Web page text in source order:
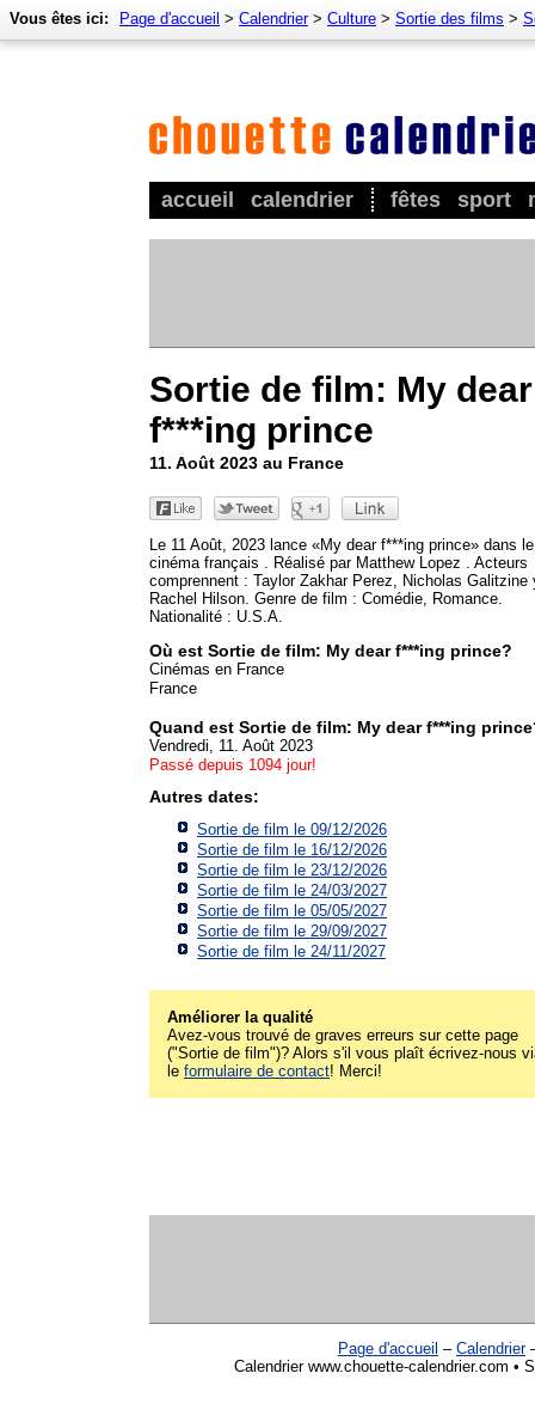
accueil calendrier fêtes sport
Vous êtes ici: Page d'accueil > Calendrier> Culture > Sortie des films >
Sortie de film: My dear
f***ing prince
11. Août 2023 au France
Le 11 Août, 2023 lance «My dear f***ing prince» dans le
cinéma français . Réalisé par Matthew Lopez . Acteurs
comprennent : Taylor Zakhar Perez, Nicholas Galitzine
Rachel Hilson. Genre de film : Comédie, Romance.
Nationalité : U.S.A.
Où est Sortie de film: My dear f***ing prince?
Cinémas en France
France
Quand est Sortie de film: My dear f***ing
Vendredi, 11. Août 2023
Passé depuis 1094 jour!
Autres dates:
Sortie de film le 09/12/2026
Sortie de film le 16/12/2026
Sortie de film le 23/12/2026
Sortie de film le 24/03/2027
Sortie de film le 05/05/2027
Sortie de film le 29/09/2027
Sortie de film le 24/11/2027
Améliorer la qualité
Avez-vous trouvé de graves erreurs sur cette page
("Sortie de film")? Alors s'il vous plaît écrivez-nous
le formulaire de contact! Merci!
Page d'accueil – Calendrier
Calendrier www.chouette-calendrier.com